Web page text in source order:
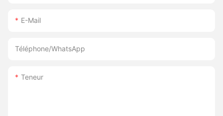
E-Mail
Téléphone/WhatsApp
Teneur